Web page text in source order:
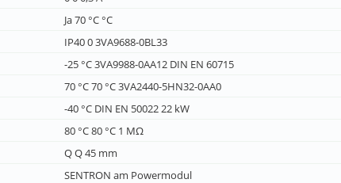
Ja 70 °C °C
IP40 0 3VA9688-0BL33
-25 °C 3VA9988-0AA12 DIN EN 60715
70 °C 70 °C 3VA2440-5HN32-0AA0
-40 °C DIN EN 50022 22 kW
80 °C 80 °C 1 MΩ
Q Q 45 mm
SENTRON am Powermodul